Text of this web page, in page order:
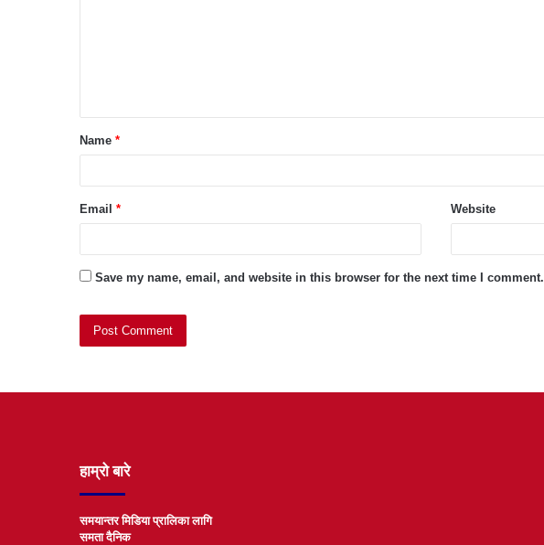
t
*
Name *
Email * Website
Save my name, email, and website in this browser for the next time I comment.
हाम्रो बारे
समयान्तर मिडिया प्रालिका लागि
समता दैनिक